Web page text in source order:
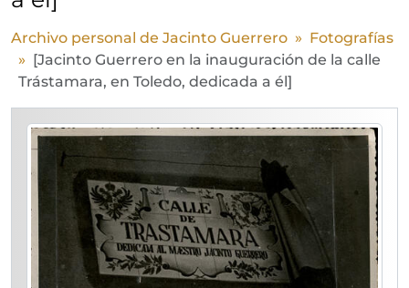
Archivo personal de Jacinto Guerrero
Fotografías
[Jacinto Guerrero en la inauguración de la calle
Trástamara, en Toledo, dedicada a él]